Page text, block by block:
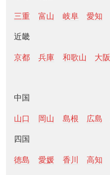
三重 富山 岐阜 愛知
近畿
京都 兵庫 和歌山 大阪
中国
山口 岡山 島根 広島
四国
徳島 愛媛 香川 高知